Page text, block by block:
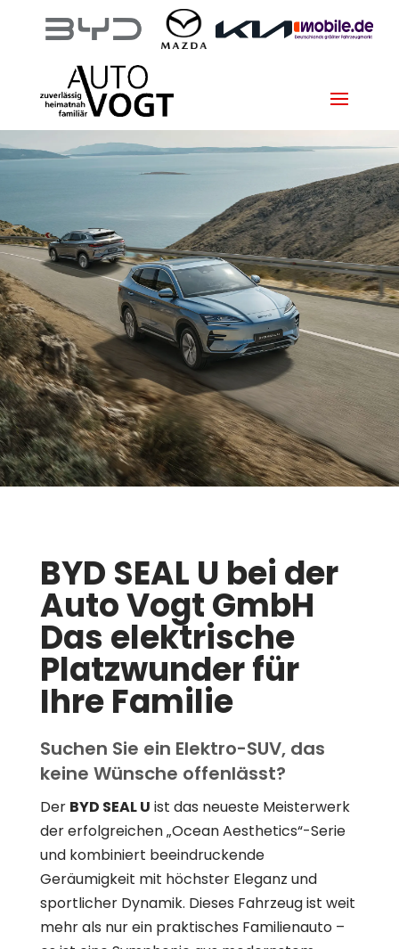
BYD SEAL U bei der
Auto Vogt GmbH
Das elektrische
Platzwunder für
Ihre Familie
Suchen Sie ein Elektro-SUV, das
keine Wünsche offenlässt?
Der BYD SEAL U ist das neueste Meisterwerk
der erfolgreichen „Ocean Aesthetics“-Serie
und kombiniert beeindruckende
Geräumigkeit mit höchster Eleganz und
sportlicher Dynamik. Dieses Fahrzeug ist weit
mehr als nur ein praktisches Familienauto –